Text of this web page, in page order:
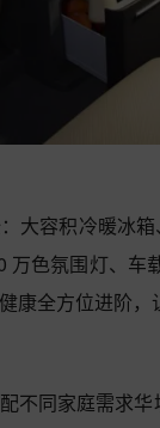
大容积冷暖冰
万色氛围灯、
康全方位进阶
不同家庭需求